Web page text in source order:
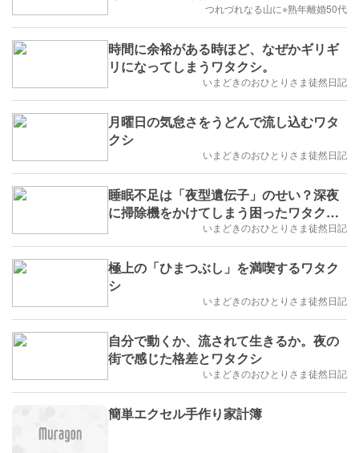
つれづれなる山に⭐︎熟年離婚50代
時間に余裕がある時ほど、なぜかギリギ
リになってしまうワタクシ。
いまどきのおひとりさま徒然日記
月曜日の気怠さをうどんで流し込むワタ
クシ
いまどきのおひとりさま徒然日記
睡眠不足は「夜型遺伝子」のせい？深夜
に掃除機をかけてしまう困ったワタク
いまどきのおひとりさま徒然日記
極上の「ひまつぶし」を満喫するワタク
シ
いまどきのおひとりさま徒然日記
自分で動くか、流されて生きるか。夜の
街で感じた格差とワタクシ
いまどきのおひとりさま徒然日記
簡単エクセル手作り家計簿